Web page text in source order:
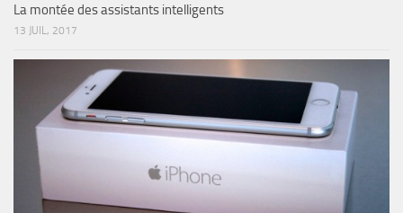
La montée des assistants intelligents
13 JUIL, 2017